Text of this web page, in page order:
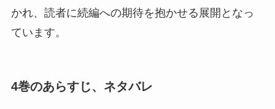
かれ、読者に続編への期待を抱かせる展開となっ
ています。
4巻のあらすじ、ネタバレ